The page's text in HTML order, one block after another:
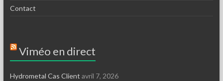
Contact
Viméo en direct
Hydrometal Cas Client avril 7, 2026